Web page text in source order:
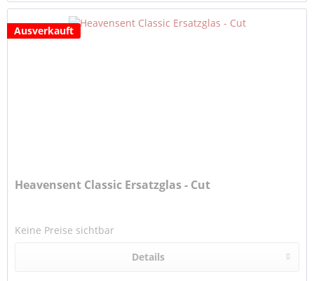
Ausverkauft
Heavensent Classic Ersatzglas - Cut
Keine Preise sichtbar
Details